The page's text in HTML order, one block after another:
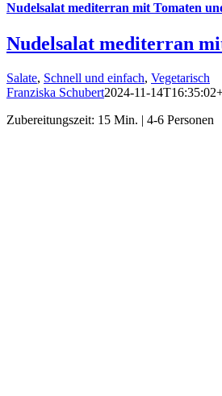
Nudelsalat mediterran mit Tomaten
Nudelsalat mediterran
Salate, Schnell und einfach, Vegetarisch
Franziska Schubert2024-11-
Zubereitungszeit: 15 Min. | 4-6 Personen